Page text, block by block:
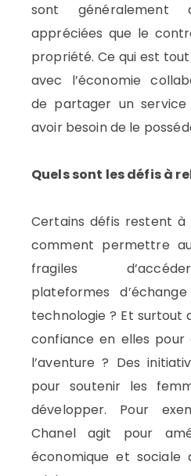
sont généralement
appréciées que le
propriété. Ce qui est
avec l’économie
de partager un
avoir besoin de le
Quels sont les défis à
Certains défis restent à
comment permettre
fragiles
plateformes
technologie ? Et surtout
confiance en elles pour
l’aventure ? Des
pour soutenir les
développer. Pour
Chanel agit pour
économique et sociale